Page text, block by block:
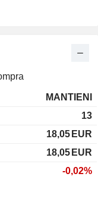
MANTIENI
13
18,05 EUR
18,05 EUR
-0,02%